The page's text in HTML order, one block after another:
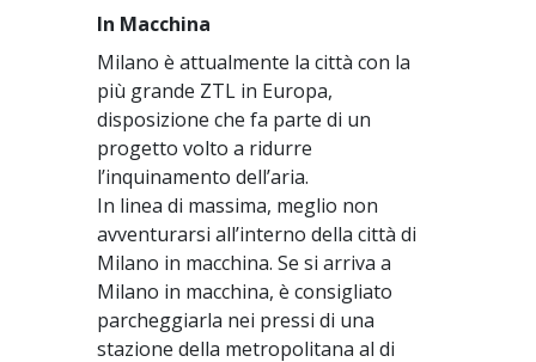
In Macchina
Milano è attualmente la città con la
più grande ZTL in Europa,
disposizione che fa parte di un
progetto volto a ridurre
l’inquinamento dell’aria.
In linea di massima, meglio non
avventurarsi all’interno della città di
Milano in macchina. Se si arriva a
Milano in macchina, è consigliato
parcheggiarla nei pressi di una
stazione della metropolitana al di